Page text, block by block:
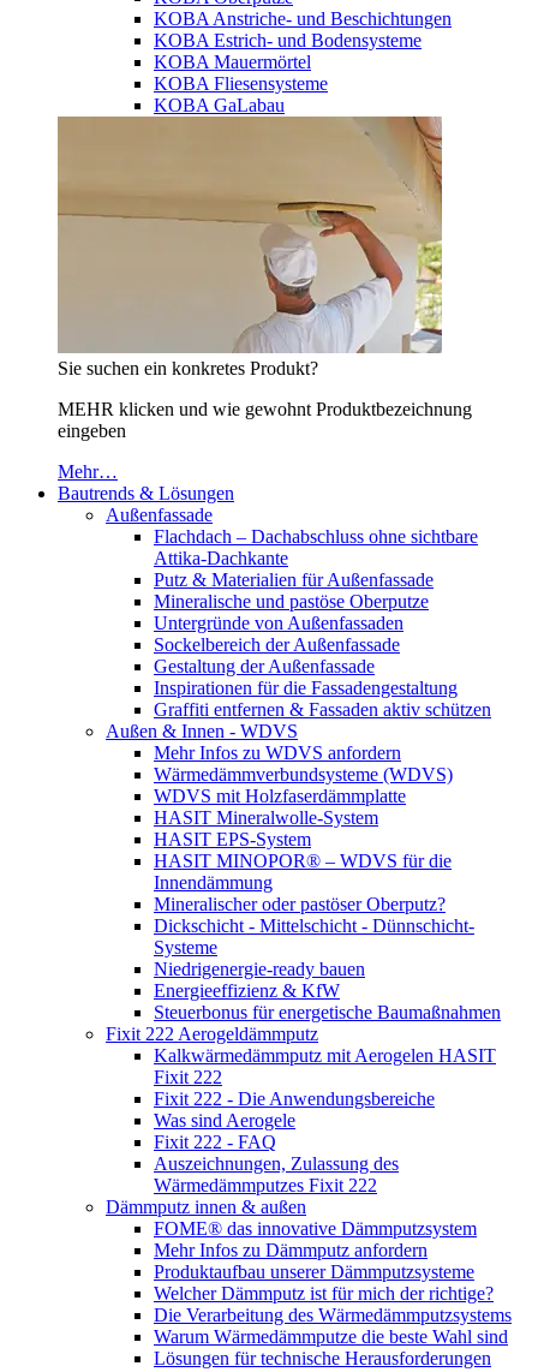
KOBA Anstriche- und Beschichtungen
KOBA Estrich- und Bodensysteme
KOBA Mauermörtel
KOBA Fliesensysteme
KOBA GaLabau
Sie suchen ein konkretes Produkt?
MEHR klicken und wie gewohnt Produktbezeichnung
eingeben
Mehr…
Bautrends & Lösungen
Außenfassade
Flachdach – Dachabschluss ohne sichtbare
Attika-Dachkante
Putz & Materialien für Außenfassade
Mineralische und pastöse Oberputze
Untergründe von Außenfassaden
Sockelbereich der Außenfassade
Gestaltung der Außenfassade
Inspirationen für die Fassadengestaltung
Graffiti entfernen & Fassaden aktiv schützen
Außen & Innen - WDVS
Mehr Infos zu WDVS anfordern
Wärmedämmverbundsysteme (WDVS)
WDVS mit Holzfaserdämmplatte
HASIT Mineralwolle-System
HASIT EPS-System
HASIT MINOPOR® – WDVS für die
Innendämmung
Mineralischer oder pastöser Oberputz?
Dickschicht - Mittelschicht - Dünnschicht-
Systeme
Niedrigenergie-ready bauen
Energieeffizienz & KfW
Steuerbonus für energetische Baumaßnahmen
Fixit 222 Aerogeldämmputz
Kalkwärmedämmputz mit Aerogelen HASIT
Fixit 222
Fixit 222 - Die Anwendungsbereiche
Was sind Aerogele
Fixit 222 - FAQ
Auszeichnungen, Zulassung des
Wärmedämmputzes Fixit 222
Dämmputz innen & außen
FOME® das innovative Dämmputzsystem
Mehr Infos zu Dämmputz anfordern
Produktaufbau unserer Dämmputzsysteme
Welcher Dämmputz ist für mich der richtige?
Die Verarbeitung des Wärmedämmputzsystems
Warum Wärmedämmputze die beste Wahl sind
Lösungen für technische Herausforderungen